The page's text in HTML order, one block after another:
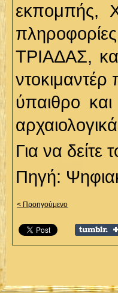
εκπομπής,
ΤΡΙΑΔΑΣ,
ύπαιθρο
Για να δείτε
Πηγή:
< Προηγούμενο